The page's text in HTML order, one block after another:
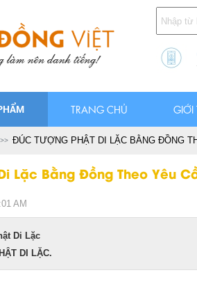
TRANG CHỦ GIỚI
ĐÚC TƯỢNG PHẬT DI LẶC BẰNG ĐỒNG
Lặc Bằng Đồng Theo Yêu
AM
Di Lặc
DI LẶC.